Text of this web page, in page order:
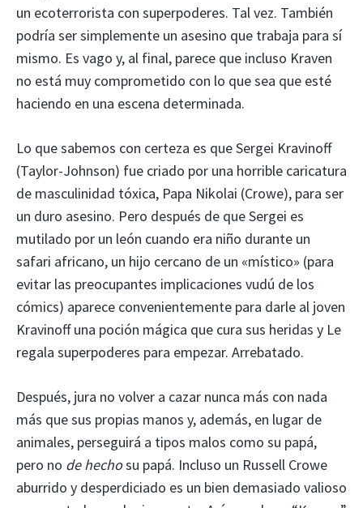
un ecoterrorista con superpoderes. Tal vez. También
podría ser simplemente un asesino que trabaja para sí
mismo. Es vago y, al final, parece que incluso Kraven
no está muy comprometido con lo que sea que esté
haciendo en una escena determinada.
Lo que sabemos con certeza es que Sergei Kravinoff
(Taylor-Johnson) fue criado por una horrible caricatura
de masculinidad tóxica, Papa Nikolai (Crowe), para ser
un duro asesino. Pero después de que Sergei es
mutilado por un león cuando era niño durante un
safari africano, un hijo cercano de un «místico» (para
evitar las preocupantes implicaciones vudú de los
cómics) aparece convenientemente para darle al joven
Kravinoff una poción mágica que cura sus heridas y Le
regala superpoderes para empezar. Arrebatado.
Después, jura no volver a cazar nunca más con nada
más que sus propias manos y, además, en lugar de
animales, perseguirá a tipos malos como su papá,
pero no de hechosu papá. Incluso un Russell Crowe
aburrido y desperdiciado es un bien demasiado valioso